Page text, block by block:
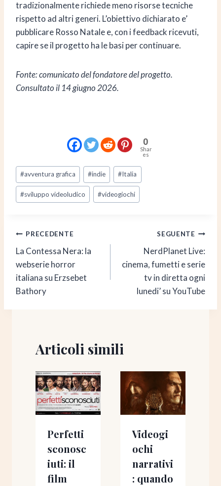
tradizionalmente richiede meno risorse tecniche
rispetto ad altri generi. L’obiettivo dichiarato e’
pubblicare Rosso Natale e, con i feedback ricevuti,
capire se il progetto ha le basi per continuare.
Fonte: comunicato del fondatore del progetto.
Consultato il 14 giugno 2026.
0
Shar
es
Tag
articolo:
#avventura grafica #indie #Italia
#sviluppo videoludico #videogiochi
Navigazione
articoli
PRECEDENTE
La Contessa Nera: la
webserie horror
italiana su Erzsebet
Bathory
SEGUENTE
NerdPlanet Live:
cinema, fumetti e serie
tv in diretta ogni
lunedi’ su YouTube
Articoli simili
Perfetti
sconosc
iuti: il
film
Videogi
ochi
narrativi
: quando